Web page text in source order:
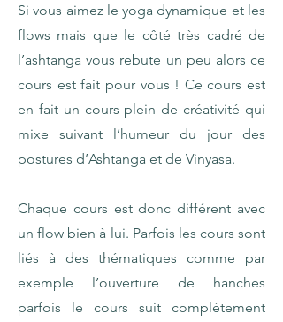
Si vous aimez le yoga dynamique et les
flows mais que le côté très cadré de
l’ashtanga vous rebute un peu alors ce
cours est fait pour vous ! Ce cours est
en fait un cours plein de créativité qui
mixe suivant l’humeur du jour des
postures d’Ashtanga et de Vinyasa.
Chaque cours est donc différent avec
un flow bien à lui. Parfois les cours sont
liés à des thématiques comme par
exemple l’ouverture de hanches
parfois le cours suit complètement